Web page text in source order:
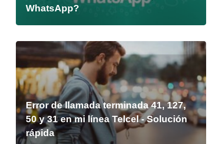
WhatsApp?
Error de llamada terminada 41, 127,
50 y 31 en mi línea Telcel - Solución
rápida